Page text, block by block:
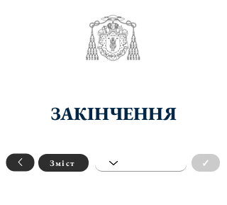
ЗАКІНЧЕННЯ
Зміст ✓